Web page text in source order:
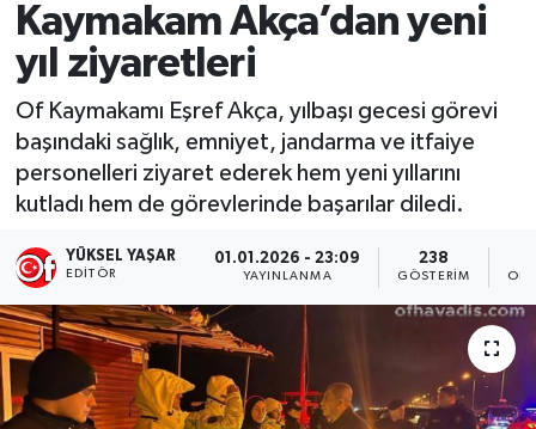
Kaymakam Akça’dan yeni
yıl ziyaretleri
Of Kaymakamı Eşref Akça, yılbaşı gecesi görevi
başındaki sağlık, emniyet, jandarma ve itfaiye
personelleri ziyaret ederek hem yeni yıllarını
kutladı hem de görevlerinde başarılar diledi.
YÜKSEL YAŞAR
EDITÖR
01.01.2026 - 23:09
YAYINLANMA
238
GÖSTERIM
Trabzon Namaz Vakitleri
Trabzon Trafik Yoğunluk Haritası
Süper Lig Puan Durumu ve Fikstür
Tüm Manşetler
Son Dakika Haberleri
Haber Arşivi